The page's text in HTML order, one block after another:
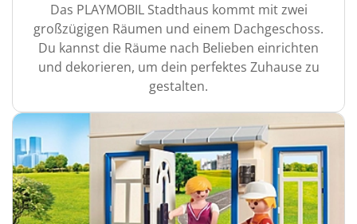
Das PLAYMOBIL Stadthaus kommt mit zwei
großzügigen Räumen und einem Dachgeschoss.
Du kannst die Räume nach Belieben einrichten
und dekorieren, um dein perfektes Zuhause zu
gestalten.